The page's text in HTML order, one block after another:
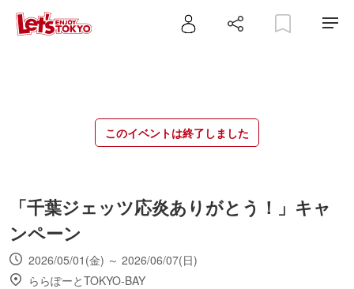
このイベントは終了しました
「千葉ジェッツ応炎ありがとう！」キャ
ンペーン
2026/05/01(金) ～ 2026/06/07(日)
ららぽーとTOKYO-BAY